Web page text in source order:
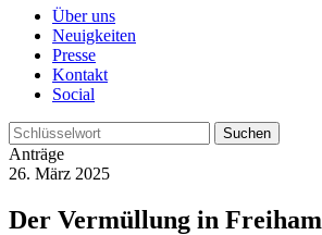
Über uns
Neuigkeiten
Presse
Kontakt
Social
Suchen
Anträge
26. März 2025
Der Vermüllung in Freiham